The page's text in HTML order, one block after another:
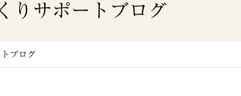
りサポートブログ
ブログ